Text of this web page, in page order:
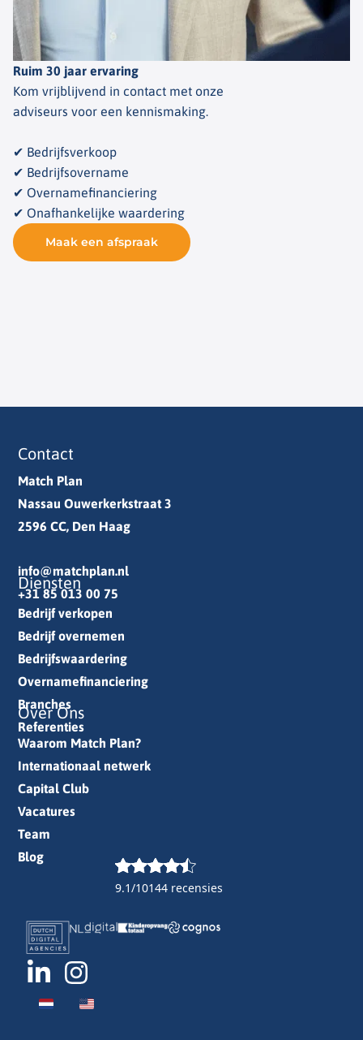
Ruim 30 jaar ervaring
Kom vrijblijvend in contact met onze
adviseurs voor een kennismaking.
✔ Bedrijfsverkoop
✔ Bedrijfsovername
✔ Overnamefinanciering
✔ Onafhankelijke waardering
Maak een afspraak
9.1/10144 recensies
Contact
Match Plan
Nassau Ouwerkerkstraat 3
2596 CC, Den Haag
info@matchplan.nl
+31 85 013 00 75
Diensten
Bedrijf verkopen
Bedrijf overnemen
Bedrijfswaardering
Overnamefinanciering
Branches
Referenties
Over Ons
Waarom Match Plan?
Internationaal netwerk
Capital Club
Vacatures
Team
Blog